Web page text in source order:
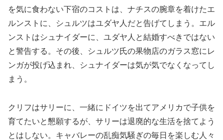
を気に食わない下宿のコストは、ナチスの腕章を着けたエ
ルンストに、シュルツはユダヤ人だと告げてしまう。エル
ンストはシュナイダーに、ユダヤ人と結婚すべきではない
と警告する。その後、シュルツ氏の果物店のガラス窓にレ
ンガが投げ込まれ、シュナイダーは気が気でなくなってし
まう。
クリフはサリーに、一緒にドイツを出てアメリカで子供を
育てたいと懇願するが、サリーは退廃的な生活を捨てよう
とはしない。キャバレーの乱痴気騒ぎの毎日を楽しむ人々